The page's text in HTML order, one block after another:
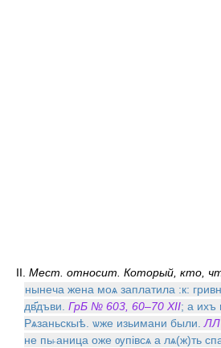
II. Мест. относит. Который, кто,
нынеча жена моѧ заплатила :к:
дв҃дъви. ГрБ № 603, 60–70 XII; а ихъ
Рѧзаньскыѣ. ѡже изьимани были.ЛЛ
не пь˫аница оже ѹпiвсѧ а лѧ(ж)ть